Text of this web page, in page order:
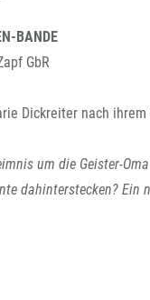
BANDE
GbR
Dickreiter nach ihrem
um die Geister-
dahinterstecken?